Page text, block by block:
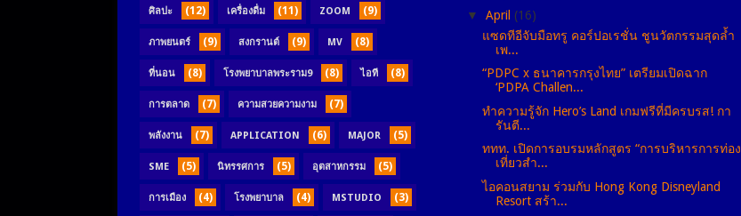
ศิลปะ (12) เครื่องดื่ม (11) ZOOM (9)
ภาพยนตร์ (9) สงกรานต์ (9) MV (8)
ที่นอน (8) โรงพยาบาลพระราม9 (8) ไอที (8)
การตลาด (7) ความสวยความงาม (7)
พลังงาน (7) APPLICATION (6) MAJOR (5)
SME (5) นิทรรศการ (5) อุตสาหกรรม (5)
การเมือง (4) โรงพยาบาล (4) MSTUDIO (3)
▼ April (16)
แซดทีอีจับมือทรู คอร์ปอเรชั่น ชูนวัตกรรมสุดล้ำ
เพ...
“PDPC x ธนาคารกรุงไทย” เตรียมเปิดฉาก
‘PDPA Challen...
ทำความรู้จัก Hero’s Land เกมฟรีที่มีครบรส! กา
รันตี...
ททท. เปิดการอบรมหลักสูตร “การบริหารการท่อง
เที่ยวสำ...
ไอคอนสยาม ร่วมกับ Hong Kong Disneyland
Resort สร้า...